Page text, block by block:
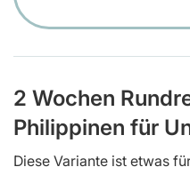
2 Wochen
Philippinen für
Diese Variante ist etwas